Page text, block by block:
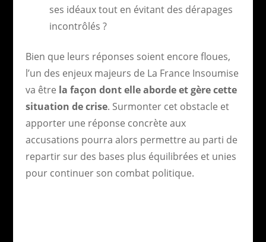
ses idéaux tout en évitant des dérapages
incontrôlés ?
Bien que leurs réponses soient encore floues,
l’un des enjeux majeurs de La France Insoumise
va être la façon dont elle aborde et gère cette
situation de crise. Surmonter cet obstacle et
apporter une réponse concrète aux
accusations pourra alors permettre au parti de
repartir sur des bases plus équilibrées et unies
pour continuer son combat politique.